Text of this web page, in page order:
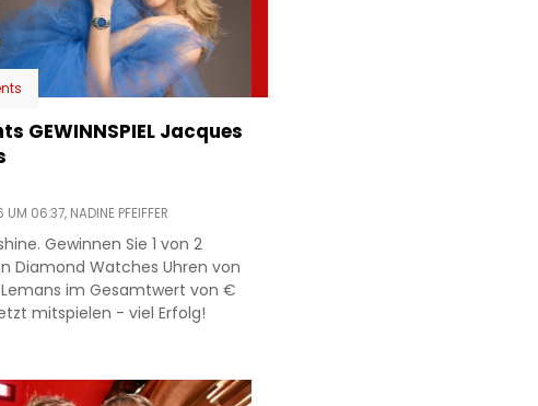
GEWINNSPIEL Jacques
UM 06:37, NADINE PFEIFFER
Gewinnen Sie 1 von 2
Diamond Watches Uhren von
im Gesamtwert von €
mitspielen - viel Erfolg!